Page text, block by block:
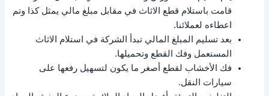
قامت باستلام قطع الاثاث في مقابل مبلغ مالي يمثل كذا وتم
اعطاءه لعملائنا.
بعد تسليم المبلغ المالي تبدأ الشركة في استلام الاثاث
المستعمل وفك القطع وتحميلها.
فك الأخشاب لقطع أصغر ما يكون لتسهيل رفعها على
سيارات النقل.